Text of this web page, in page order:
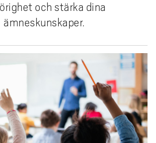
och stärka dina
ämneskunskaper.